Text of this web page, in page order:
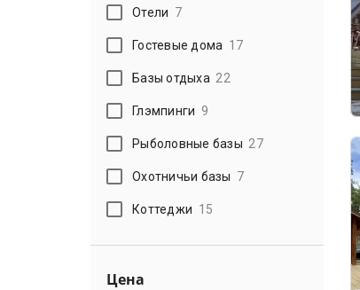
Отели 7
Гостевые дома 17
Базы отдыха 22
Глэмпинги 9
Рыболовные базы 27
Охотничьи базы 7
Коттеджи 15
Цена